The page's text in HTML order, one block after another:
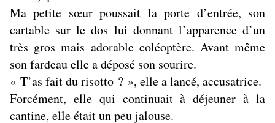
Ma petite sœur poussait la porte d’entrée, son
cartable sur le dos lui donnant l’apparence d’un
très gros mais adorable coléoptère. Avant même
son fardeau elle a déposé son sourire.
« T’as fait du risotto ? », elle a lancé, accusatrice.
Forcément, elle qui continuait à déjeuner à la
cantine, elle était un peu jalouse.